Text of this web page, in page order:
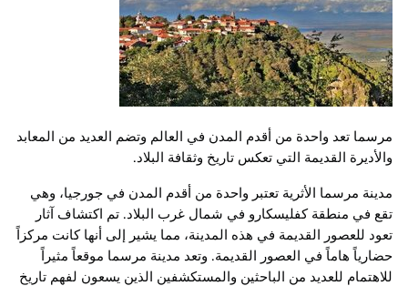
مرسما تعد واحدة من أقدم المدن في العالم وتضم العديد من المعابد
والأديرة القديمة التي تعكس تاريخ وثقافة البلاد.
مدينة مرسما الأثرية تعتبر واحدة من أقدم المدن في جورجيا، وهي
تقع في منطقة كفليسكارو في شمال غرب البلاد. تم اكتشاف آثار
تعود للعصور القديمة في هذه المدينة، مما يشير إلى أنها كانت مركزاً
حضارياً هاماً في العصور القديمة. وتعد مدينة مرسما موقعاً مثيراً
للاهتمام للعديد من الباحثين والمستكشفين الذين يسعون لفهم تاريخ